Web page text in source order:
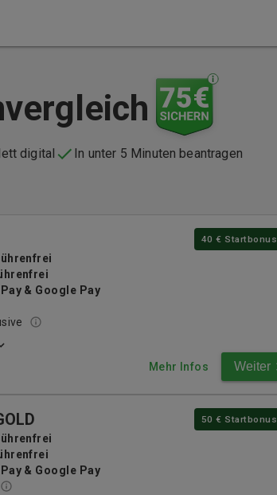
digital In unter 5 Minuten beantragen
40 € Startbonus
& Google Pay
Mehr Infos Weiter
50 € Startbonus
& Google Pay